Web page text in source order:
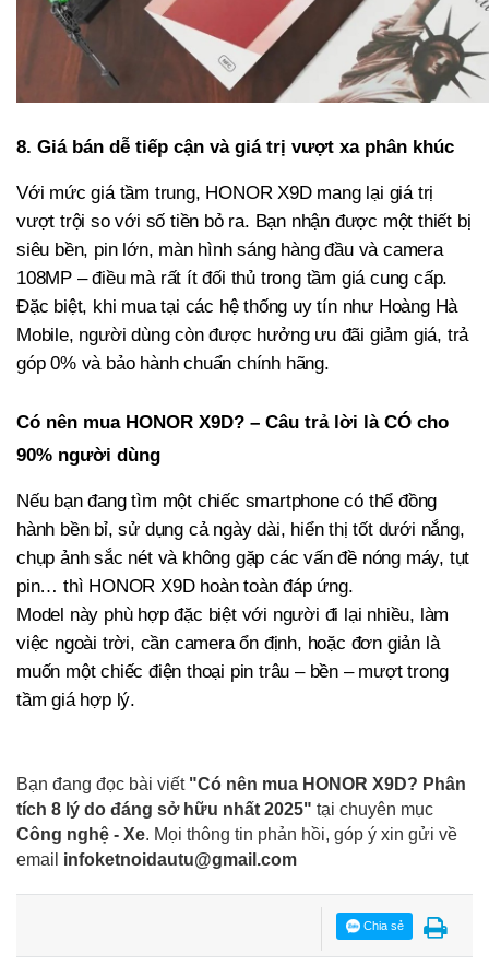
8. Giá bán dễ tiếp cận và giá trị vượt xa phân khúc
Với mức giá tầm trung, HONOR X9D mang lại giá trị
vượt trội so với số tiền bỏ ra. Bạn nhận được một thiết bị
siêu bền, pin lớn, màn hình sáng hàng đầu và camera
108MP – điều mà rất ít đối thủ trong tầm giá cung cấp.
Đặc biệt, khi mua tại các hệ thống uy tín như Hoàng Hà
Mobile, người dùng còn được hưởng ưu đãi giảm giá, trả
góp 0% và bảo hành chuẩn chính hãng.
Có nên mua HONOR X9D? – Câu trả lời là CÓ cho
90% người dùng
Nếu bạn đang tìm một chiếc smartphone có thể đồng
hành bền bỉ, sử dụng cả ngày dài, hiển thị tốt dưới nắng,
chụp ảnh sắc nét và không gặp các vấn đề nóng máy, tụt
pin… thì HONOR X9D hoàn toàn đáp ứng.
Model này phù hợp đặc biệt với người đi lại nhiều, làm
việc ngoài trời, cần camera ổn định, hoặc đơn giản là
muốn một chiếc điện thoại pin trâu – bền – mượt trong
tầm giá hợp lý.
Bạn đang đọc bài viết "Có nên mua HONOR X9D? Phân
tích 8 lý do đáng sở hữu nhất 2025" tại chuyên mục
Công nghệ - Xe. Mọi thông tin phản hồi, góp ý xin gửi về
email infoketnoidautu@gmail.com
Chia sẻ